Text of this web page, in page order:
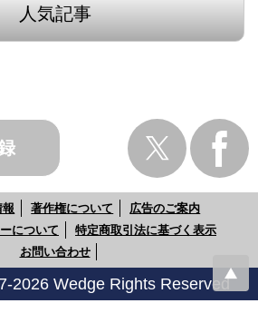
人気記事
著作権について
広告のご案内
について
特定商取引法に基づく表示
お問い合わせ
2026 Wedge Rights Reserved